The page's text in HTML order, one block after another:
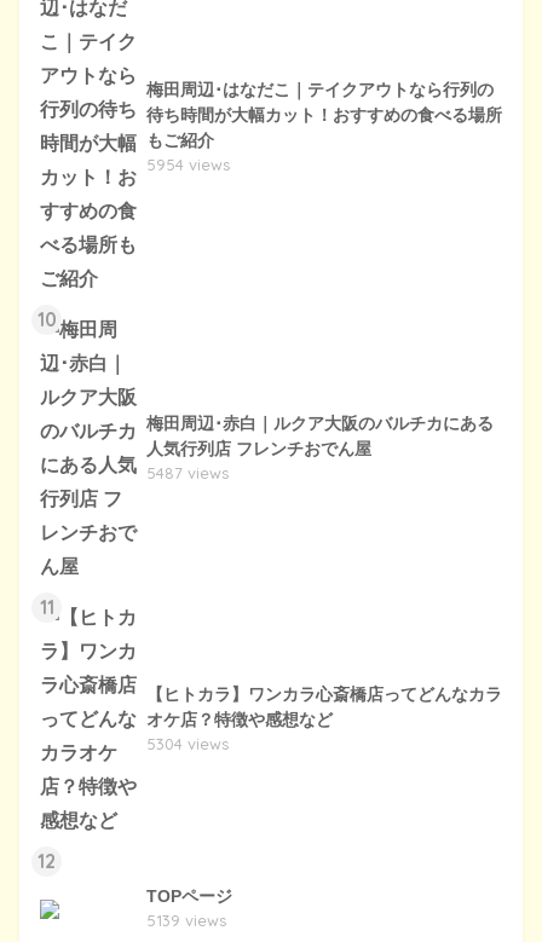
梅田周辺･はなだこ｜テイクアウトなら行列の
待ち時間が大幅カット！おすすめの食べる場所
もご紹介
5954 views
10
梅田周辺･赤白｜ルクア大阪のバルチカにある
人気行列店 フレンチおでん屋
5487 views
11
【ヒトカラ】ワンカラ心斎橋店ってどんなカラ
オケ店？特徴や感想など
5304 views
12
TOPページ
5139 views